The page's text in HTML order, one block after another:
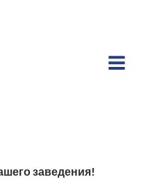
заведения!